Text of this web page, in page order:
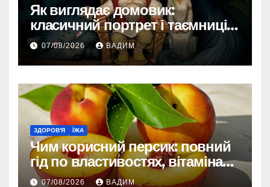
Як виглядає домовик:
класичний портрет і таємниці
зовнішності
07/08/2026 ВАДИМ
ЗДОРОВ'Я ЇЖА
Чим корисний персик: повний
гід по властивостях, вітамінах і
впливі на організм
07/08/2026 ВАДИМ